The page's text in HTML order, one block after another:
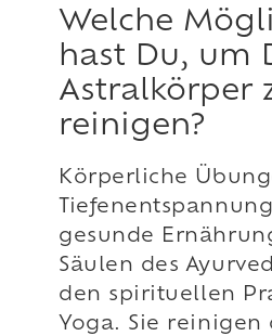
Welche
hast Du, um
Astralkörper
reinigen?
Körperliche
gesunde
Säulen des
den spirituellen
Yoga. Sie reinigen